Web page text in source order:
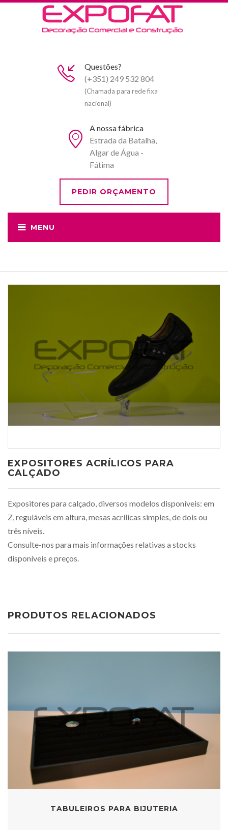
Questões?
(+351) 249 532 804
(Chamada para rede fixa
nacional)
A nossa fábrica
Estrada da Batalha,
Algar de Água -
Fátima
PEDIR ORÇAMENTO
EXPOSITORES ACRÍLICOS PARA
CALÇADO
Expositores para calçado, diversos modelos disponíveis: em
Z, reguláveis em altura, mesas acrílicas simples, de dois ou
três níveis.
Consulte-nos para mais informações relativas a stocks
disponíveis e preços.
PRODUTOS RELACIONADOS
TABULEIROS PARA BIJUTERIA